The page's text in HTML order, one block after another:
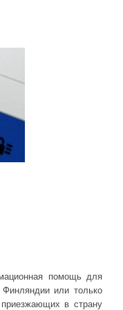
помощь для
или только
в страну